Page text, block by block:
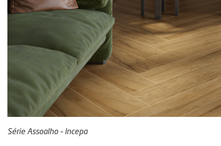
Série Assoalho – Incepa